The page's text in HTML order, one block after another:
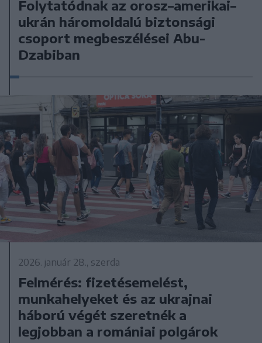
Folytatódnak az orosz–amerikai–
ukrán háromoldalú biztonsági
csoport megbeszélései Abu-
Dzabiban
2026. január 28., szerda
Felmérés: fizetésemelést,
munkahelyeket és az ukrajnai
háború végét szeretnék a
legjobban a romániai polgárok